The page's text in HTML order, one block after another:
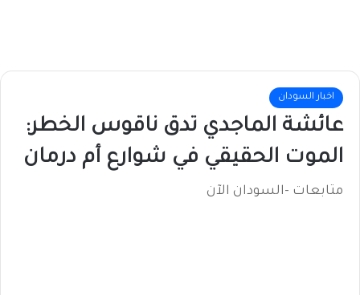
اخبار السودان
عائشة الماجدي تدق ناقوس الخطر:
الموت الحقيقي في شوارع أم درمان
متابعات -السودان الآن